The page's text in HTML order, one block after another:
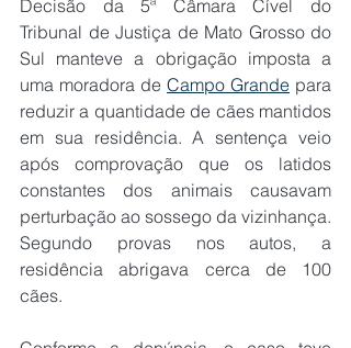
Decisão da 5ª Câmara Cível do
Tribunal de Justiça de Mato Grosso do
Sul manteve a obrigação imposta a
uma moradora de Campo Grande para
reduzir a quantidade de cães mantidos
em sua residência. A sentença veio
após comprovação que os latidos
constantes dos animais causavam
perturbação ao sossego da vizinhança.
Segundo provas nos autos, a
residência abrigava cerca de 100
cães.